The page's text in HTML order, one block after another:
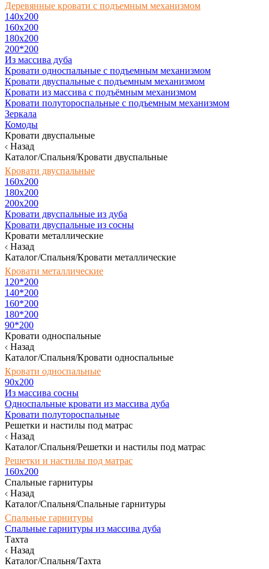
Деревянные кровати с подъемным механизмом
140x200
160х200
180х200
200*200
Из массива дуба
Кровати односпальные с подъемным механизмом
Кровати двуспальные с подъемным механизмом
Кровати из массива с подъёмным механизмом
Кровати полутороспальные с подъемным механизмом
Зеркала
Комоды
Кровати двуспальные
Назад
Каталог/Спальня/Кровати двуспальные
Кровати двуспальные
160х200
180x200
200x200
Кровати двуспальные из дуба
Кровати двуспальные из сосны
Кровати металлические
Назад
Каталог/Спальня/Кровати металлические
Кровати металлические
120*200
140*200
160*200
180*200
90*200
Кровати односпальные
Назад
Каталог/Спальня/Кровати односпальные
Кровати односпальные
90х200
Из массива сосны
Односпальные кровати из массива дуба
Кровати полутороспальные
Решетки и настилы под матрас
Назад
Каталог/Спальня/Решетки и настилы под матрас
Решетки и настилы под матрас
160х200
Спальные гарнитуры
Назад
Каталог/Спальня/Спальные гарнитуры
Спальные гарнитуры
Спальные гарнитуры из массива дуба
Тахта
Назад
Каталог/Спальня/Тахта